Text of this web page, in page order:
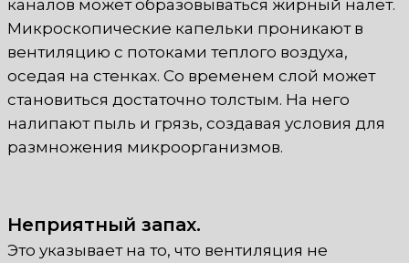
каналов может образовываться жирный налет.
Микроскопические капельки проникают в
вентиляцию с потоками теплого воздуха,
оседая на стенках. Со временем слой может
становиться достаточно толстым. На него
налипают пыль и грязь, создавая условия для
размножения микроорганизмов.
Неприятный запах.
Это указывает на то, что вентиляция не